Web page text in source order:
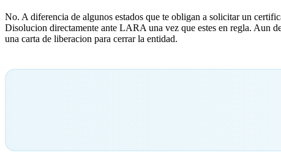
No. A diferencia de algunos estados que te obligan a solicitar un
Disolucion directamente ante LARA una vez que estes en regla. Aun
una carta de liberacion para cerrar la entidad.